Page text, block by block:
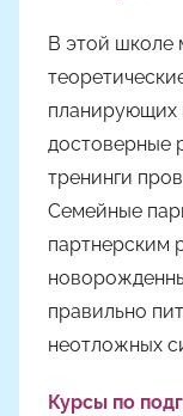
В этой школе
планирующих
достоверные
тренинги
Семейные
партнерским
правильно
неотложных
Курсы по